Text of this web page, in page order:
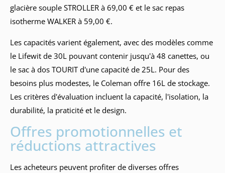
glacière souple STROLLER à 69,00 € et le sac repas
isotherme WALKER à 59,00 €.
Les capacités varient également, avec des modèles comme
le Lifewit de 30L pouvant contenir jusqu'à 48 canettes, ou
le sac à dos TOURIT d'une capacité de 25L. Pour des
besoins plus modestes, le Coleman offre 16L de stockage.
Les critères d'évaluation incluent la capacité, l'isolation, la
durabilité, la praticité et le design.
Offres promotionnelles et
réductions attractives
Les acheteurs peuvent profiter de diverses offres